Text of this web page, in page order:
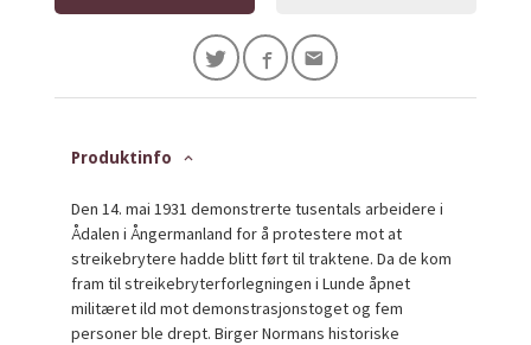
Produktinfo
Den 14. mai 1931 demonstrerte tusentals arbeidere i
Ådalen i Ångermanland for å protestere mot at
streikebrytere hadde blitt ført til traktene. Da de kom
fram til streikebryterforlegningen i Lunde åpnet
militæret ild mot demonstrasjonstoget og fem
personer ble drept. Birger Normans historiske